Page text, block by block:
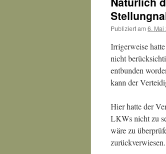
Publiziert am 6. Mai
Irrigerweise
nicht
entbunden
kann der
Hier hatte der
LKWs nicht zu
wäre zu